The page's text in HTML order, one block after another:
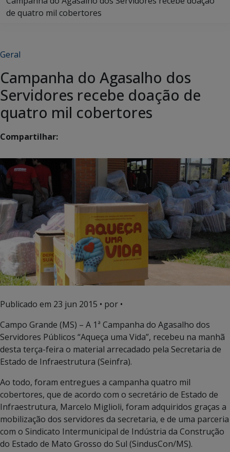
de quatro mil cobertores
Geral
Campanha do Agasalho dos
Servidores recebe doação de
quatro mil cobertores
Compartilhar:
Publicado em 23 jun 2015 • por •
Campo Grande (MS) – A 1ª Campanha do Agasalho dos
Servidores Públicos “Aqueça uma Vida”, recebeu na manhã
desta terça-feira o material arrecadado pela Secretaria de
Estado de Infraestrutura (Seinfra).
Ao todo, foram entregues a campanha quatro mil
cobertores, que de acordo com o secretário de Estado de
Infraestrutura, Marcelo Miglioli, foram adquiridos graças a
mobilização dos servidores da secretaria, e de uma parceria
com o Sindicato Intermunicipal de Indústria da Construção
do Estado de Mato Grosso do Sul (SindusCon/MS).